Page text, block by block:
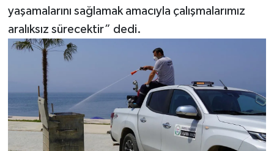
yaşamalarını sağlamak amacıyla çalışmalarımız
aralıksız sürecektir” dedi.